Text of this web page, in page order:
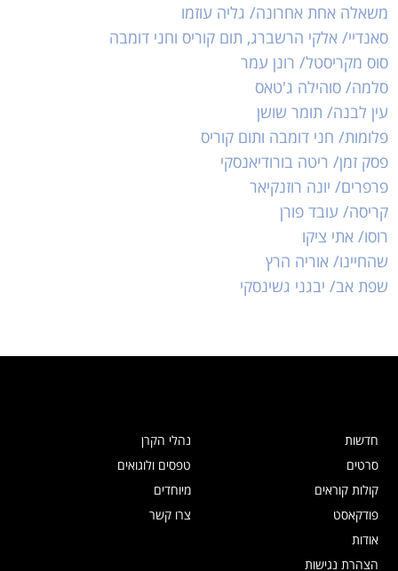
משאלה אחת אחרונה/ גליה עוזמו
סאנדיי/ אלקי הרשברג, תום קוריס וחני דומבה
סוס מקריסטל/ רונן עמר
סלמה/ סוהילה ג'טאס
עין לבנה/ תומר שושן
פלומות/ חני דומבה ותום קוריס
פסק זמן/ ריטה בורודיאנסקי
פרפרים/ יונה רוזנקיאר
קריסה/ עובד פורן
רוסו/ אתי ציקו
שהחיינו/ אוריה הרץ
שפת אב/ יבגני גשינסקי
חדשות
סרטים
קולות קוראים
פודקאסט
אודות
נהלי הקרן
טפסים ולוגואים
מיוחדים
צרו קשר
הצהרת נגישות